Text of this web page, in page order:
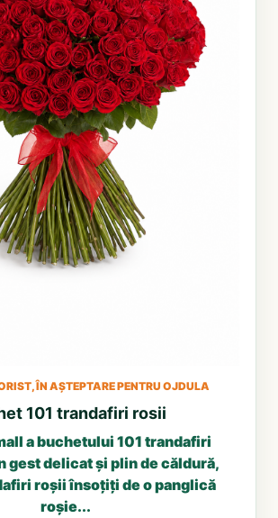
ÎN AȘTEPTARE PENTRU OJDULA
101 trandafiri rosii
a buchetului 101 trandafiri
gest delicat și plin de căldură,
roșii însoțiți de o panglică
roșie...